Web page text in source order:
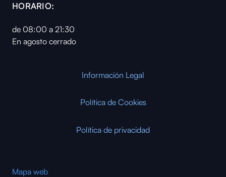
HORARIO:
de 08:00 a 21:30
En agosto cerrado
Información Legal
Política de Cookies
Política de privacidad
Mapa web